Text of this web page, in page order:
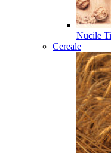
Nucile
Cereale